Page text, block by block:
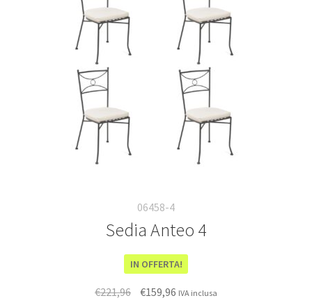
06458-4
Sedia Anteo 4
IN OFFERTA!
€221,96 €159,96IlIVA inclusa